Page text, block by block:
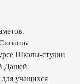
Школы-студии
Дашей
учащихся